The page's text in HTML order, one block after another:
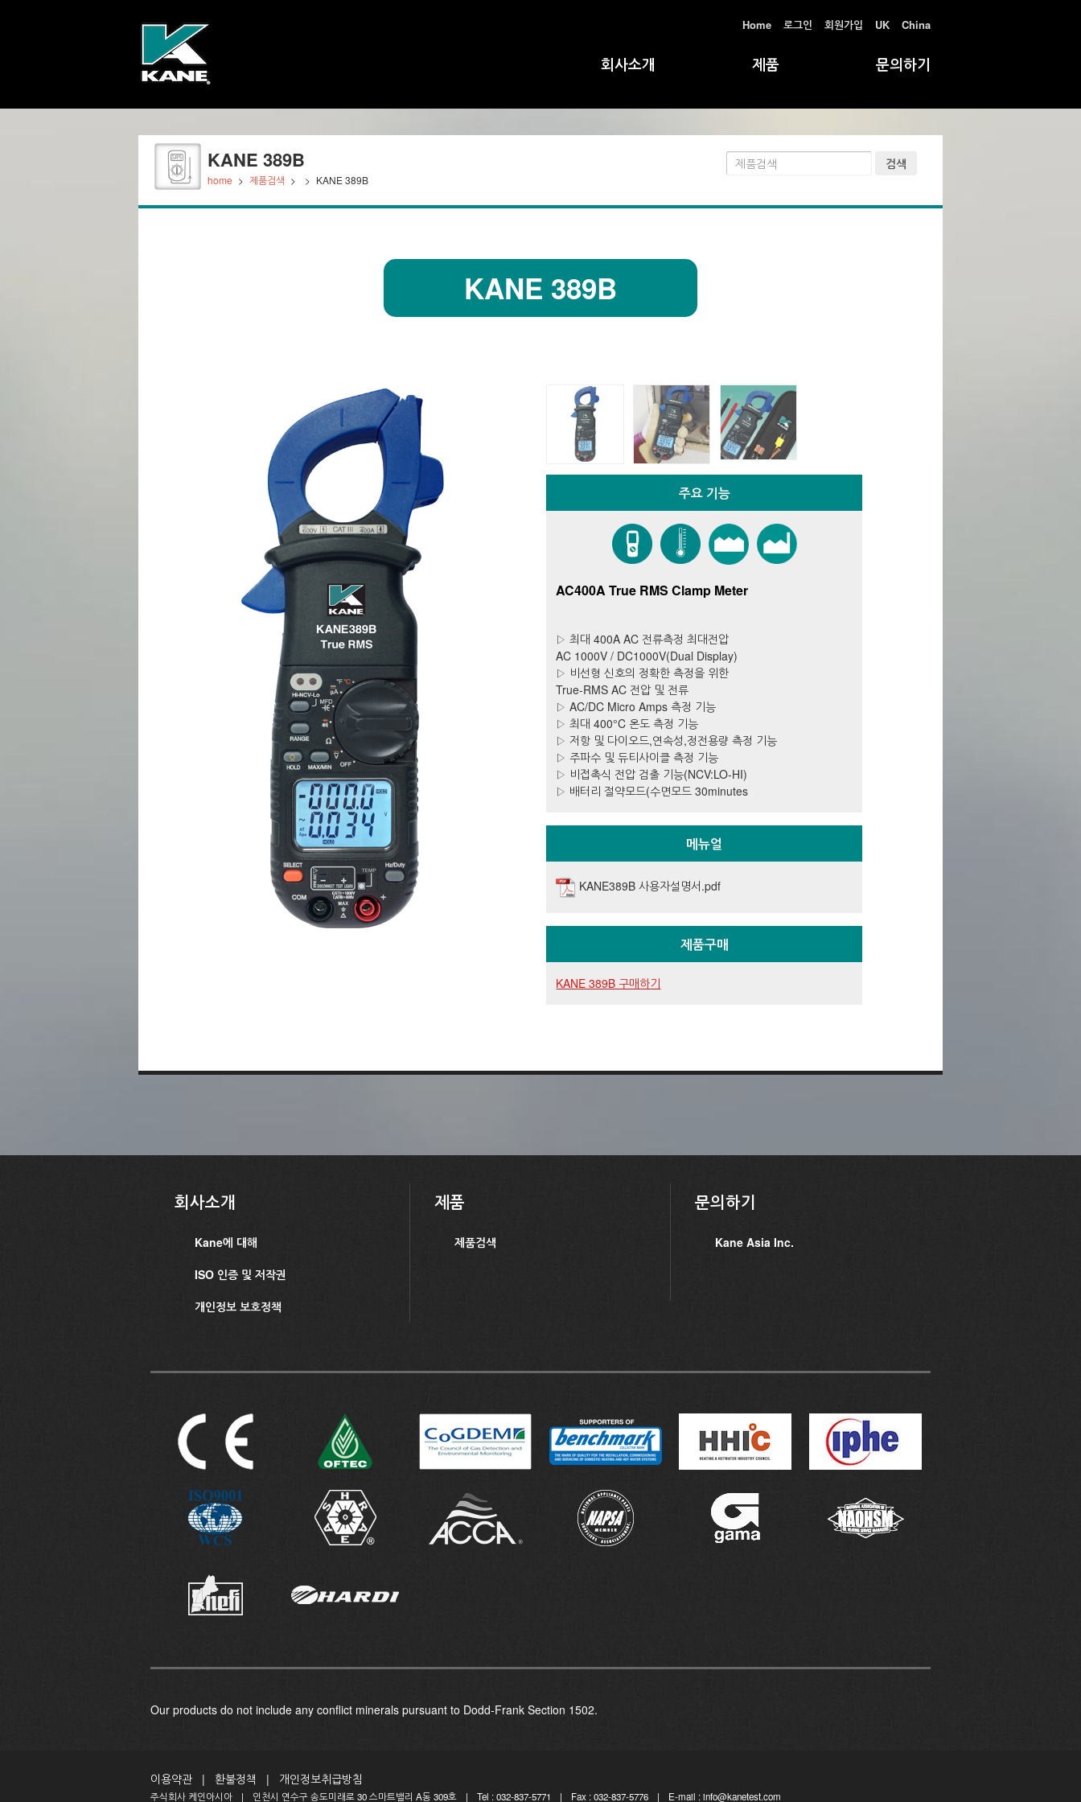
Home 로그인 회원가입 UK China
회사소개 제품 문의하기
KANE 389B
home > 제품검색 > > KANE 389B
KANE 389B
주요 기능
AC400A True RMS Clamp Meter
▷ 최대 400A AC 전류측정 최대전압
AC 1000V / DC1000V(Dual Display)
▷ 비선형 신호의 정확한 측정을 위한
True-RMS AC 전압 및 전류
▷ AC/DC Micro Amps 측정 기능
▷ 최대 400°C 온도 측정 기능
▷ 저항 및 다이오드,연속성,정전용량 측정 기능
▷ 주파수 및 듀티사이클 측정 기능
▷ 비접촉식 전압 검출 기능(NCV:LO-HI)
▷ 배터리 절약모드(수면모드 30minutes
메뉴얼
KANE389B 사용자설명서.pdf
제품구매
KANE 389B 구매하기
회사소개
Kane에 대해
ISO 인증 및 저작권
개인정보 보호정책
제품
제품검색
문의하기
Kane Asia Inc.
Our products do not include any conflict minerals pursuant to Dodd-Frank Section 1502.
이용약관 | 환불정책 | 개인정보취급방침
주식회사 케인아시아 | 인천시 연수구 송도미래로 30 스마트밸리 A동 309호 | Tel : 032-837-5771 | Fax : 032-837-5776 | E-mail : info@kanetest.com